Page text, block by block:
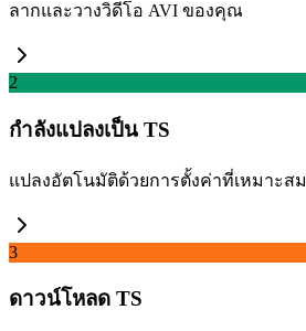
ลากและวางวิดีโอ AVI ของคุณ
2
กำลังแปลงเป็น TS
แปลงอัตโนมัติด้วยการตั้งค่าที่เหมาะสม
3
ดาวน์โหลด TS